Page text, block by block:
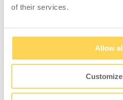
of their services.
Allow
Customize
Färg stomme: Grå RAL
• 1 st perforerad